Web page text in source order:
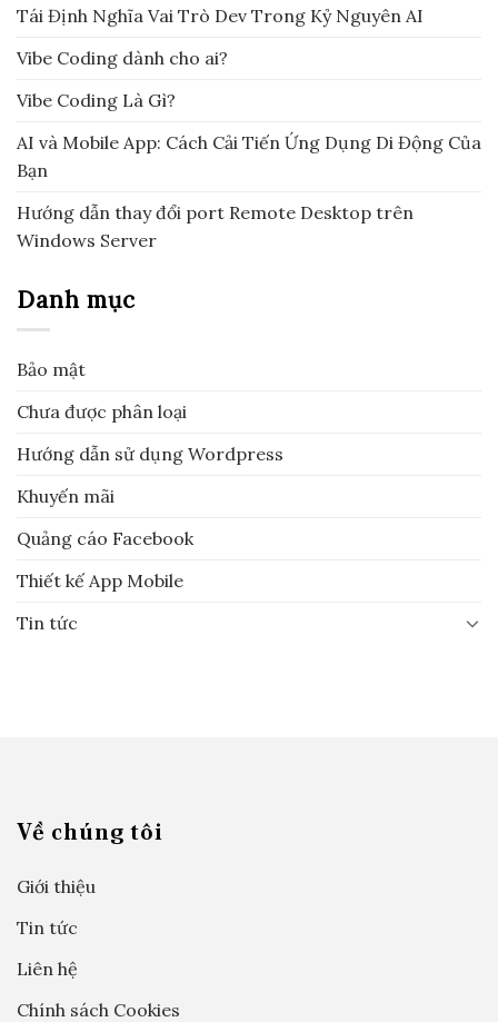
Tái Định Nghĩa Vai Trò Dev Trong Kỷ Nguyên AI
Vibe Coding dành cho ai?
Vibe Coding Là Gì?
AI và Mobile App: Cách Cải Tiến Ứng Dụng Di Động Của
Bạn
Hướng dẫn thay đổi port Remote Desktop trên
Windows Server
Danh mục
Bảo mật
Chưa được phân loại
Hướng dẫn sử dụng Wordpress
Khuyến mãi
Quảng cáo Facebook
Thiết kế App Mobile
Tin tức
Về chúng tôi
Giới thiệu
Tin tức
Liên hệ
Chính sách Cookies